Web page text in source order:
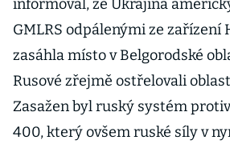
informoval, že Ukrajina
GMLRS odpálenými ze zařízení
zasáhla místo v Belgorodské
Rusové zřejmě ostřelovali
Zasažen byl ruský systém
400, který ovšem ruské síly v